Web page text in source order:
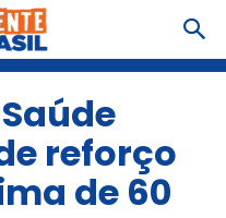
reforço
de 60